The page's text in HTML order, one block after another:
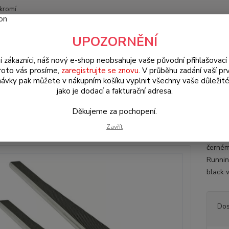
Hledat
Brouk/Cabrio Typ 1 Exteriér (Exterior) Stupačky/leštěné Alu/
leštěné Alu/černý lesk -
black
UPOZORNĚNÍ
zákazníci, náš nový e-shop neobsahuje vaše původní přihlašovací
vás prosíme, zaregistrujte se znovu. V průběhu zadání vaší
pak můžete v nákupním košíku vyplnit všechny vaše
jako je dodací a fakturační adresa.
Děkujeme za pochopení.
Zavřít